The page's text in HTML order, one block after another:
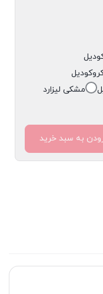
مشکی لیزارد
به سبد خرید